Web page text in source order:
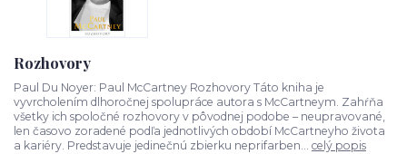
Rozhovory
Paul Du Noyer: Paul McCartney Rozhovory Táto kniha je
vyvrcholením dlhoročnej spolupráce autora s McCartneym. Zahŕňa
všetky ich spoločné rozhovory v pôvodnej podobe – neupravované,
len časovo zoradené podľa jednotlivých období McCartneyho života
a kariéry. Predstavuje jedinečnú zbierku neprifarben... celý popis